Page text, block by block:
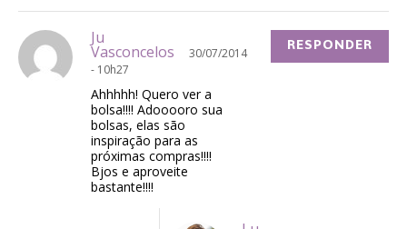
Ju
Vasconcelos
30/07/2014
- 10h27
Ahhhhh! Quero ver a
bolsa!!!! Adooooro sua
bolsas, elas são
inspiração para as
próximas compras!!!!
Bjos e aproveite
bastante!!!!
RESPONDER